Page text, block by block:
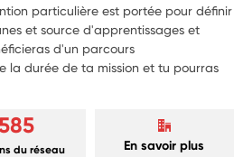
particulière est portée pour définir
et source d'apprentissages et
d'un parcours
durée de ta mission et tu pourras
du réseau En savoir plus